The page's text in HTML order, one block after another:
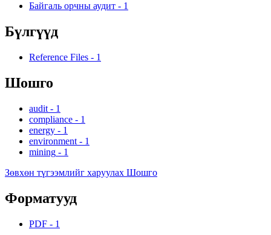
Байгаль орчны аудит - 1
Бүлгүүд
Reference Files - 1
Шошго
audit - 1
compliance - 1
energy - 1
environment - 1
mining - 1
Зөвхөн түгээмлийг харуулах Шошго
Форматууд
PDF - 1